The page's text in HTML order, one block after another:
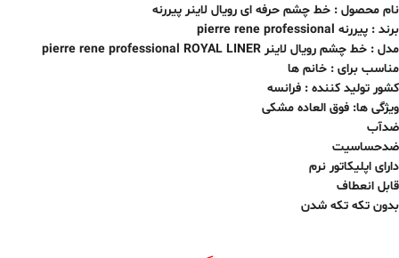
نام محصول : خط چشم حرفه ای رویال لاینر پیررنه
برند : پیررنه pierre rene professional
مدل : خط چشم رویال لاینر pierre rene professional ROYAL LINER
مناسب برای : خانم ها
کشور تولید کننده : فرانسه
ویژگی ها: فوق العاده مشکی
ضدآب
ضدحساسیت
دارای اپلیکاتور نرم
قابل انعطاف
بدون تکه تکه شدن